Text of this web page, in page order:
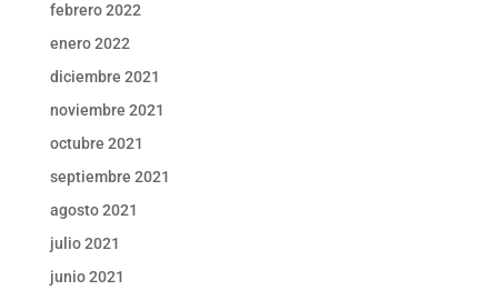
febrero 2022
enero 2022
diciembre 2021
noviembre 2021
octubre 2021
septiembre 2021
agosto 2021
julio 2021
junio 2021